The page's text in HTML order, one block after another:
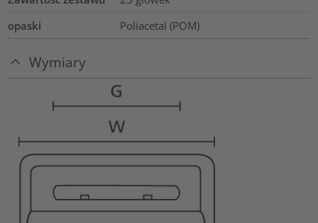
opaski
Poliacetal (POM)
Wymiary